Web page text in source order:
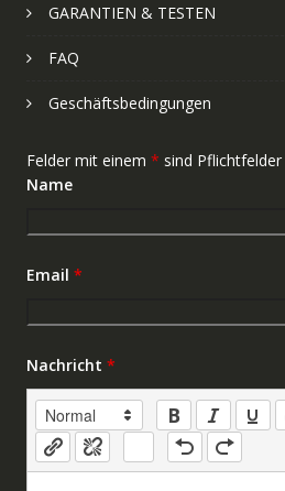
GARANTIEN & TESTEN
FAQ
Geschäftsbedingungen
Felder mit einem * sind Pflichtfelder
Name
Email *
Nachricht *